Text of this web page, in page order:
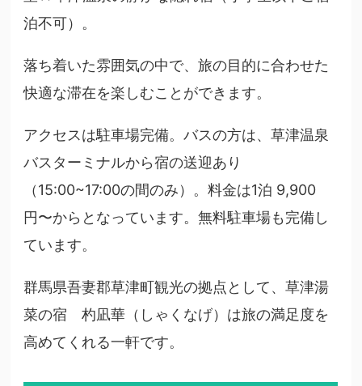
泊不可）。
落ち着いた雰囲気の中で、旅の目的に合わせた
快適な滞在を楽しむことができます。
アクセスは駐車場完備。バスの方は、草津温泉
バスターミナルから宿の送迎あり
（15:00~17:00の間のみ）。料金は1泊 9,900
円〜からとなっています。無料駐車場も完備し
ています。
群馬県吾妻郡草津町観光の拠点として、草津湯
菜の宿 杓凪華（しゃくなげ）は旅の満足度を
高めてくれる一軒です。